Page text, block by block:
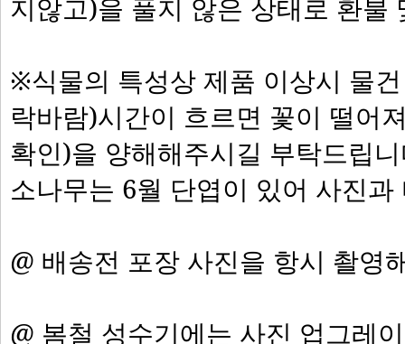
지않고)을 풀지 않은 상태로 환불
※식물의 특성상 제품 이상시 물
락바람)시간이 흐르면 꽃이 떨어
확인)을 양해해주시길 부탁드립
소나무는 6월 단엽이 있어 사진
@ 배송전 포장 사진을 항시 촬영
@ 봄철 성수기에는 사진 업그레